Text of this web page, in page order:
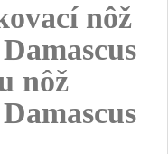
nôž
nôž